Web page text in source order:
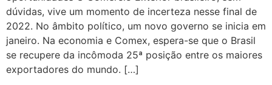
dúvidas, vive um momento de incerteza nesse final de
2022. No âmbito político, um novo governo se inicia em
janeiro. Na economia e Comex, espera-se que o Brasil
se recupere da incômoda 25ª posição entre os maiores
exportadores do mundo. […]